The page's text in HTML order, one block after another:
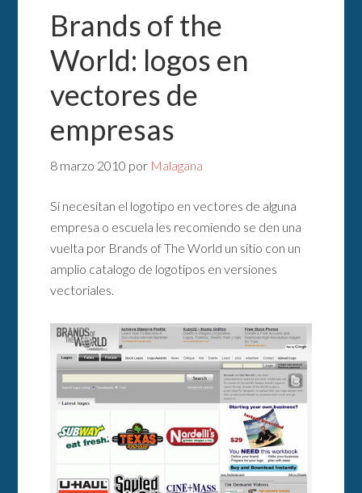
Brands of the
World: logos en
vectores de
empresas
8 marzo 2010 por Malagana
Si necesitan el logotipo en vectores de alguna
empresa o escuela les recomiendo se den una
vuelta por Brands of The World un sitio con un
amplio catalogo de logotipos en versiones
vectoriales.